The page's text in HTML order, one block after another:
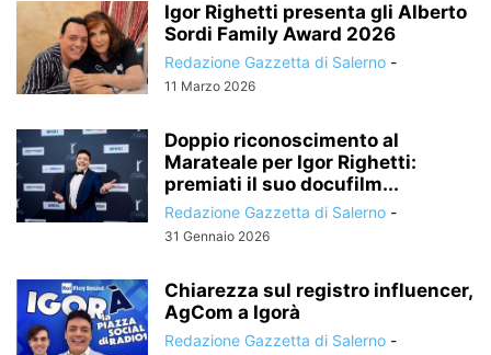
Igor Righetti presenta gli Alberto
Sordi Family Award 2026
Redazione Gazzetta di Salerno -
11 Marzo 2026
Doppio riconoscimento al
Marateale per Igor Righetti:
premiati il suo docufilm...
Redazione Gazzetta di Salerno -
31 Gennaio 2026
Chiarezza sul registro influencer,
AgCom a Igorà
Redazione Gazzetta di Salerno -